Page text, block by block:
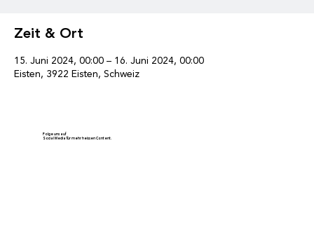
Zeit & Ort
15. Juni 2024, 00:00 – 16. Juni 2024, 00:00
Eisten, 3922 Eisten, Schweiz
Folge uns auf
Social Media für mehr heissen Content.